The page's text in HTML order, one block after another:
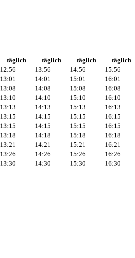
täglich täglich täglich täglich
12:56 13:56 14:56 15:56
13:01 14:01 15:01 16:01
13:08 14:08 15:08 16:08
13:10 14:10 15:10 16:10
13:13 14:13 15:13 16:13
13:15 14:15 15:15 16:15
13:15 14:15 15:15 16:15
13:18 14:18 15:18 16:18
13:21 14:21 15:21 16:21
13:26 14:26 15:26 16:26
13:30 14:30 15:30 16:30